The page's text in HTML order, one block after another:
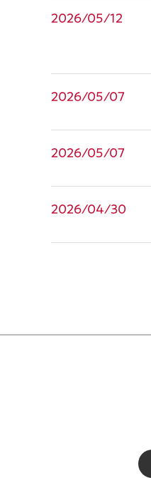
2026/05/12
2026/05/07
2026/05/07
2026/04/30